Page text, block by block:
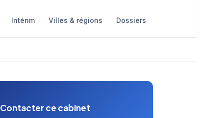
Intérim Villes & régions Dossiers
Contacter ce cabinet